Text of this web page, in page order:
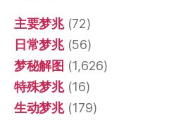
主要梦兆(72)
日常梦兆(56)
梦秘解图 (1,626)
特殊梦兆(16)
生动梦兆(179)